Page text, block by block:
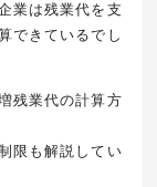
業は残業代を支
できているでし
残業代の計算方
限も解説してい